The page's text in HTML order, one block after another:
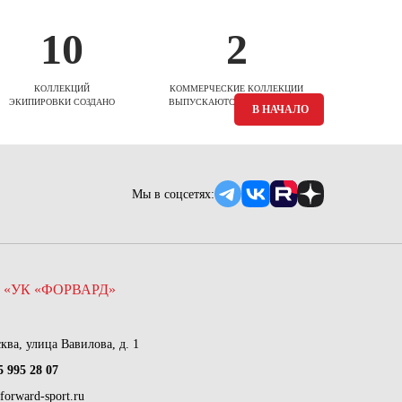
10
КОЛЛЕКЦИЙ
ЭКИПИРОВКИ СОЗДАНО
2
КОММЕРЧЕСКИЕ КОЛЛЕКЦИИ
ВЫПУСКАЮТСЯ ЕЖЕСЕЗОННО
В НАЧАЛО
Мы в соцсетях:
«ФОРВАРД»
улица Вавилова, д. 1
995 28 07
sport.ru